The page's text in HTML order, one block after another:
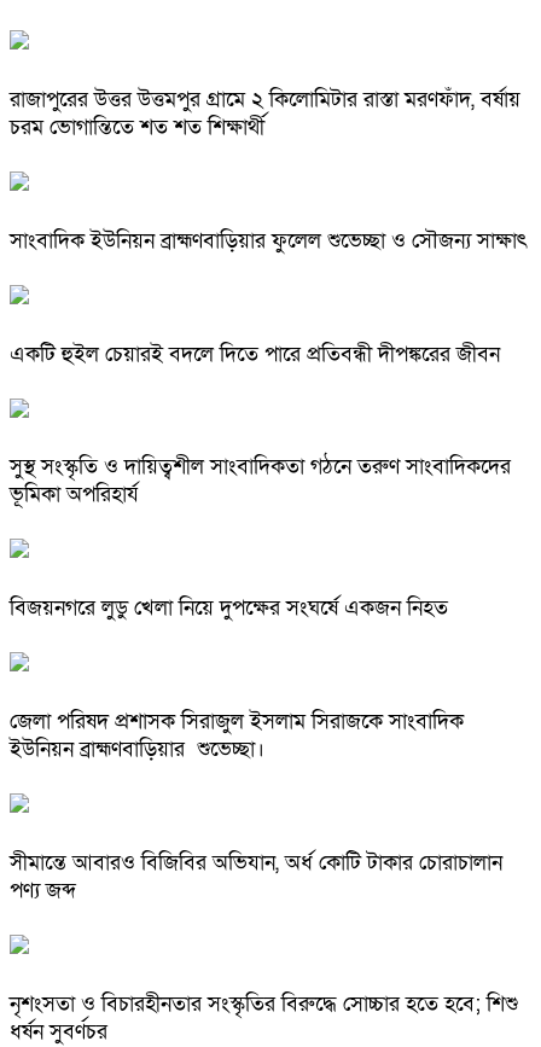
রাজাপুরের উত্তর উত্তমপুর গ্রামে ২ কিলোমিটার রাস্তা মরণফাঁদ, বর্ষায়
চরম ভোগান্তিতে শত শত শিক্ষার্থী
সাংবাদিক ইউনিয়ন ব্রাহ্মণবাড়িয়ার ফুলেল শুভেচ্ছা ও সৌজন্য সাক্ষাৎ
একটি হুইল চেয়ারই বদলে দিতে পারে প্রতিবন্ধী দীপঙ্করের জীবন
সুস্থ সংস্কৃতি ও দায়িত্বশীল সাংবাদিকতা গঠনে তরুণ সাংবাদিকদের
ভূমিকা অপরিহার্য
বিজয়নগরে লুডু খেলা নিয়ে দুপক্ষের সংঘর্ষে একজন নিহত
জেলা পরিষদ প্রশাসক সিরাজুল ইসলাম সিরাজকে সাংবাদিক
ইউনিয়ন ব্রাহ্মণবাড়িয়ার শুভেচ্ছা।
সীমান্তে আবারও বিজিবির অভিযান, অর্ধ কোটি টাকার চোরাচালান
পণ্য জব্দ
নৃশংসতা ও বিচারহীনতার সংস্কৃতির বিরুদ্ধে সোচ্চার হতে হবে; শিশু
ধর্ষন সুবর্ণচর